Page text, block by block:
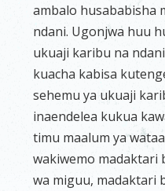
ambalo husababisha
ndani. Ugonjwa huu
ukuaji karibu na
kuacha kabisa
sehemu ya ukuaji
inaendelea kukua
timu maalum ya
wakiwemo madaktari
wa miguu, madaktari